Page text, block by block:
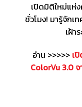
เปิดมิติใหม่แห่
ชั่วโมง! มารู้จักเ
เฝ้า
อ่าน >>>>> เ
ColorVu 3.0